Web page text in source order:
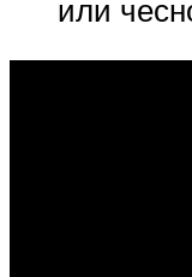
или